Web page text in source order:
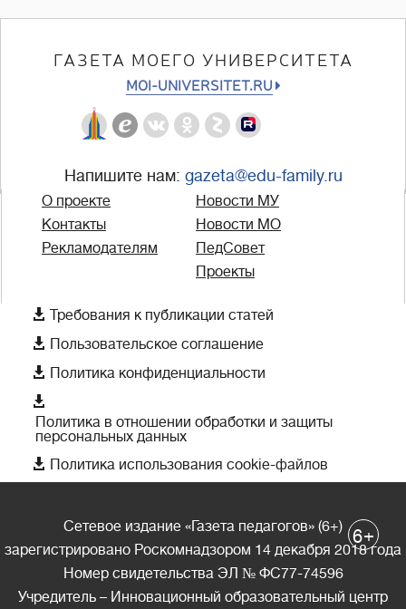
ГАЗЕТА МОЕГО УНИВЕРСИТЕТА
MOI-UNIVERSITET.RU
Напишите нам: gazeta@edu-family.ru
О проекте
Контакты
Рекламодателям
Новости МУ
Новости МО
ПедСовет
Проекты
 Требования к публикации статей
 Пользовательское соглашение
 Политика конфиденциальности

Политика в отношении обработки и защиты
персональных данных
 Политика использования cookie-файлов
Сетевое издание «Газета педагогов» (6+)
зарегистрировано Роскомнадзором 14 декабря 2018 года
Номер свидетельства ЭЛ № ФС77-74596
Учредитель – Инновационный образовательный центр
6+